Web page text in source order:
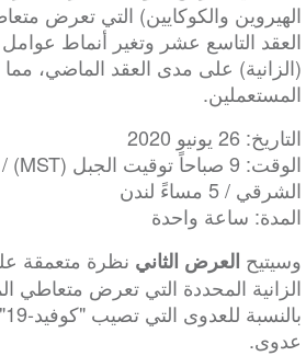
الهيروين والكوكايين) التي تعرض
العقد التاسع عشر وتغير أنماط
(الزانية) على مدى العقد الماضي،
المستعملين.
التاريخ: 26 يونيو 2020
الشرقي / 5 مساءً لندن
المدة: ساعة واحدة
وسيتيح العرض الثاني نظرة متعمقة
الزانية المحددة التي تعرض
عدوى.